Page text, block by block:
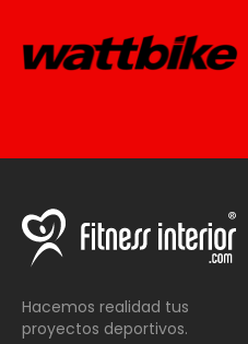
Hacemos realidad tus
proyectos deportivos.